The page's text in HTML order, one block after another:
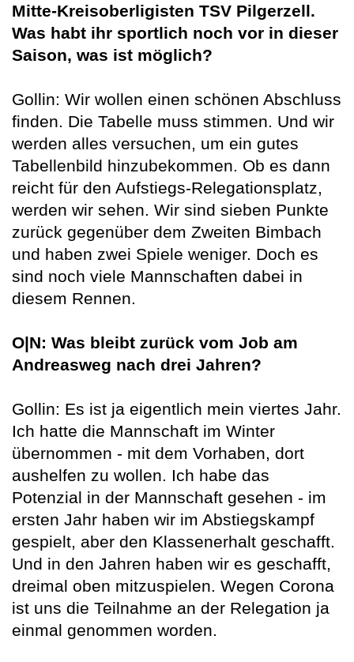
Mitte-Kreisoberligisten TSV Pilgerzell.
Was habt ihr sportlich noch vor in dieser
Saison, was ist möglich?
Gollin: Wir wollen einen schönen Abschluss
finden. Die Tabelle muss stimmen. Und wir
werden alles versuchen, um ein gutes
Tabellenbild hinzubekommen. Ob es dann
reicht für den Aufstiegs-Relegationsplatz,
werden wir sehen. Wir sind sieben Punkte
zurück gegenüber dem Zweiten Bimbach
und haben zwei Spiele weniger. Doch es
sind noch viele Mannschaften dabei in
diesem Rennen.
O|N: Was bleibt zurück vom Job am
Andreasweg nach drei Jahren?
Gollin: Es ist ja eigentlich mein viertes Jahr.
Ich hatte die Mannschaft im Winter
übernommen - mit dem Vorhaben, dort
aushelfen zu wollen. Ich habe das
Potenzial in der Mannschaft gesehen - im
ersten Jahr haben wir im Abstiegskampf
gespielt, aber den Klassenerhalt geschafft.
Und in den Jahren haben wir es geschafft,
dreimal oben mitzuspielen. Wegen Corona
ist uns die Teilnahme an der Relegation ja
einmal genommen worden.